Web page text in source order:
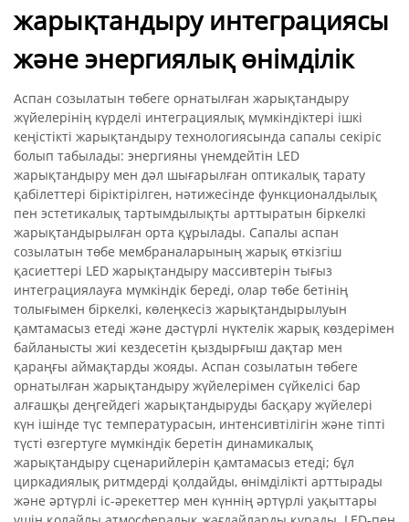
жарықтандыру интеграциясы
және энергиялық өнімділік
Аспан созылатын төбеге орнатылған жарықтандыру
жүйелерінің күрделі интеграциялық мүмкіндіктері ішкі
кеңістікті жарықтандыру технологиясында сапалы секіріс
болып табылады: энергияны үнемдейтін LED
жарықтандыру мен дәл шығарылған оптикалық тарату
қабілеттері біріктірілген, нәтижесінде функционалдылық
пен эстетикалық тартымдылықты арттыратын біркелкі
жарықтандырылған орта құрылады. Сапалы аспан
созылатын төбе мембраналарының жарық өткізгіш
қасиеттері LED жарықтандыру массивтерін тығыз
интеграциялауға мүмкіндік береді, олар төбе бетінің
толығымен біркелкі, көлеңкесіз жарықтандырылуын
қамтамасыз етеді және дәстүрлі нүктелік жарық көздерімен
байланысты жиі кездесетін қыздырғыш дақтар мен
қараңғы аймақтарды жояды. Аспан созылатын төбеге
орнатылған жарықтандыру жүйелерімен сүйкелісі бар
алғашқы деңгейдегі жарықтандыруды басқару жүйелері
күн ішінде түс температурасын, интенсивтілігін және тіпті
түсті өзгертуге мүмкіндік беретін динамикалық
жарықтандыру сценарийлерін қамтамасыз етеді; бұл
циркадиялық ритмдерді қолдайды, өнімділікті арттырады
және әртүрлі іс-әрекеттер мен күннің әртүрлі уақыттары